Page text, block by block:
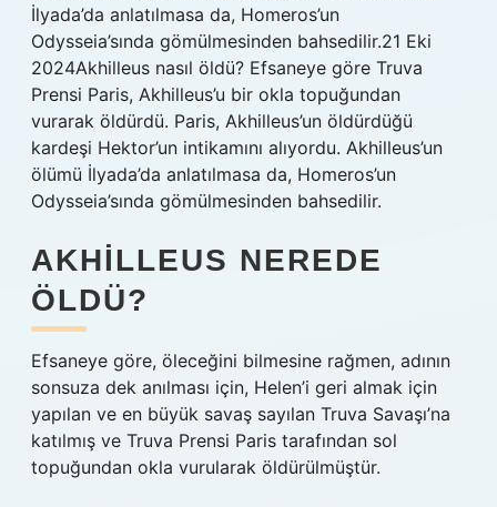
İlyada’da anlatılmasa da, Homeros’un
Odysseia’sında gömülmesinden bahsedilir.21 Eki
2024Akhilleus nasıl öldü? Efsaneye göre Truva
Prensi Paris, Akhilleus’u bir okla topuğundan
vurarak öldürdü. Paris, Akhilleus’un öldürdüğü
kardeşi Hektor’un intikamını alıyordu. Akhilleus’un
ölümü İlyada’da anlatılmasa da, Homeros’un
Odysseia’sında gömülmesinden bahsedilir.
AKHILLEUS NEREDE
ÖLDÜ?
Efsaneye göre, öleceğini bilmesine rağmen, adının
sonsuza dek anılması için, Helen’i geri almak için
yapılan ve en büyük savaş sayılan Truva Savaşı’na
katılmış ve Truva Prensi Paris tarafından sol
topuğundan okla vurularak öldürülmüştür.